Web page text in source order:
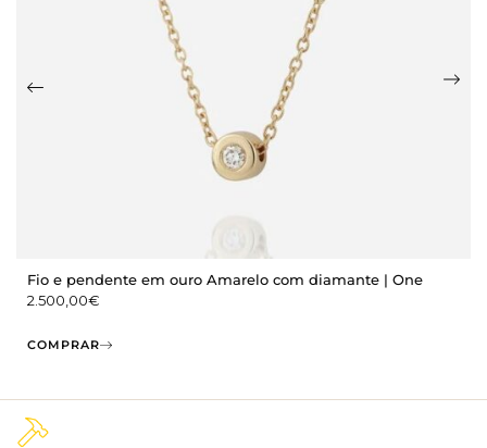
Fio e pendente em ouro Amarelo com diamante | One
2.500,00€
COMPRAR